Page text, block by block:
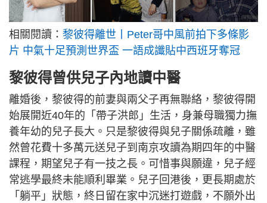
相關閱讀： 黎彼得離世丨Peter哥中風前拍下多條影
片 中氣十足預測世界盃 一語成讖貼中西班牙奪冠
黎彼得曾供兒子內地讀中醫
離婚後，黎彼得的前妻與兩父子再無聯絡，黎彼得開
始展開近40年的「帶子洪郎」生活，身兼母職獨力撫
養年幼的兒子長大。只是黎彼得與兒子關係疏離，雖
然曾花費十多萬元送兒子到南京攻讀為期四年的中醫
課程，期望兒子有一技之長。可惜事與願違，兒子經
常逃學最終未能順利畢業。兒子回港後，更長期處於
「躺平」狀態，終日留在家中沉迷打遊戲，不願外出